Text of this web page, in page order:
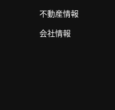
不動産情報
会社情報